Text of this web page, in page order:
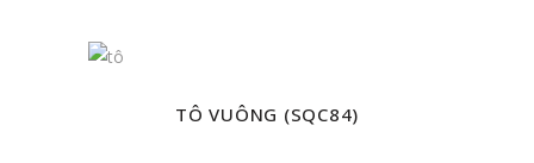
TÔ VUÔNG (SQC84)